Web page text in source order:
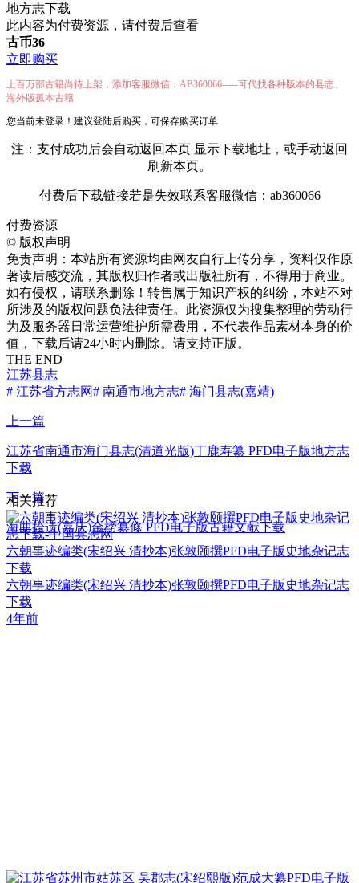
地方志下载
此内容为付费资源，请付费后查看
古币36
立即购买
上百万部古籍尚待上架，添加客服微信：AB360066-----可代找各种版本的县志、
海外版孤本古籍
您当前未登录！建议登陆后购买，可保存购买订单
注：支付成功后会自动返回本页 显示下载地址，或手动返回
刷新本页。
付费后下载链接若是失效联系客服微信：ab360066
付费资源
© 版权声明
免责声明：本站所有资源均由网友自行上传分享，资料仅作原
著读后感交流，其版权归作者或出版社所有，不得用于商业。
如有侵权，请联系删除！转售属于知识产权的纠纷，本站不对
所涉及的版权问题负法律责任。此资源仅为搜集整理的劳动行
为及服务器日常运营维护所需费用，不代表作品素材本身的价
值，下载后请24小时内删除。请支持正版。
THE END
江苏县志
# 江苏省方志网# 南通市地方志# 海门县志(嘉靖)
上一篇
江苏省南通市海门县志(清道光版)丁鹿寿纂 PFD电子版地方志
下载
下一篇
海曲拾遗(嘉庆)金榜纂修 PFD电子版古籍文献下载
相关推荐
六朝事迹编类(宋绍兴 清抄本)张敦颐撰PFD电子版史地杂记志
下载
六朝事迹编类(宋绍兴 清抄本)张敦颐撰PFD电子版史地杂记志
下载
4年前